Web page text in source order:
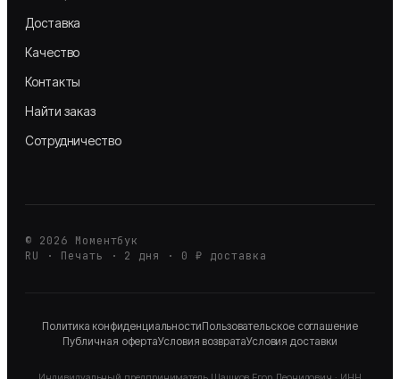
Доставка
Качество
Контакты
Найти заказ
Сотрудничество
© 2026
Моментбук
RU · Печать · 2 дня · 0 ₽ доставка
Политика конфиденциальностиПользовательское соглашение
Публичная офертаУсловия возвратаУсловия доставки